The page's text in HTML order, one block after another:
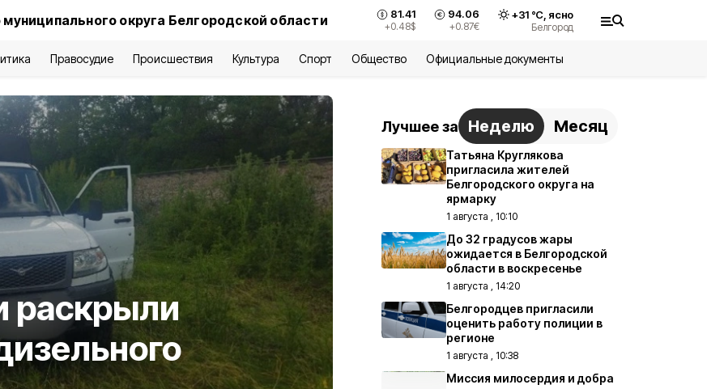
округа Белгородской области 81.41
+0.48$
94.06
+0.87€
+31°С, ясно
Белгород
Правосудие Происшествия Культура Спорт Общество Официальные документы
раскрыли
Лучшее за Неделю Месяц
Татьяна Круглякова
пригласила жителей
Белгородского округа на
ярмарку
1 августа , 10:10
До 32 градусов жары
ожидается в Белгородской
области в воскресенье
1 августа , 14:20
Белгородцев пригласили
оценить работу полиции в
регионе
1 августа , 10:38
Миссия милосердия и добра